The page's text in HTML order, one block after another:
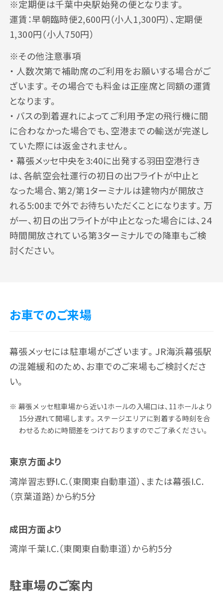
※定期便は千葉中央駅始発の便となります。
運賃：早朝臨時便2,600円（小人1,300円）、定期便
1,300円（小人750円）
※その他注意事項
・ 人数次第で補助席のご利用をお願いする場合がご
ざいます。その場合でも料金は正座席と同額の運賃
となります。
・ バスの到着遅れによってご利用予定の飛行機に間
に合わなかった場合でも、空港までの輸送が完遂し
ていた際には返金されません。
・ 幕張メッセ中央を3:40に出発する羽田空港行き
は、各航空会社運行の初日の出フライトが中止と
なった場合、第2/第1ターミナルは建物内が開放さ
れる5:00まで外でお待ちいただくことになります。万
が一、初日の出フライトが中止となった場合には、24
時間開放されている第3ターミナルでの降車もご検
討ください。
お車でのご来場
幕張メッセには駐車場がございます。JR海浜幕張駅
の混雑緩和のため、お車でのご来場もご検討くださ
い。
幕張メッセ駐車場から近い1ホールの入場口は、11ホールより
15分遅れて開場します。ステージエリアに到着する時刻を合
わせるために時間差をつけておりますのでご了承ください。
東京方面より
湾岸習志野I.C.（東関東自動車道）、または幕張I.C.
（京葉道路）から約5分
成田方面より
湾岸千葉I.C.（東関東自動車道）から約5分
駐車場のご案内